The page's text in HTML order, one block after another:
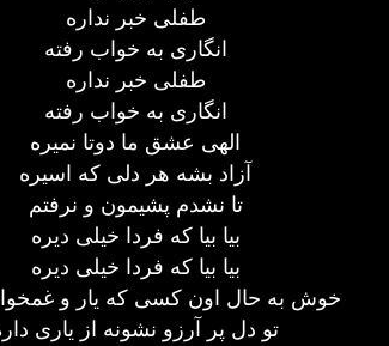
طفلی خبر نداره
انگاری به خواب رفته
طفلی خبر نداره
انگاری به خواب رفته
الهی عشق ما دوتا نمیره
آزاد بشه هر دلی که اسیره
تا نشدم پشیمون و نرفتم
بیا بیا که فردا خیلی دیره
بیا بیا که فردا خیلی دیره
خوش به حال اون کسی که یار و
تو دل پر آرزو نشونه از یاری